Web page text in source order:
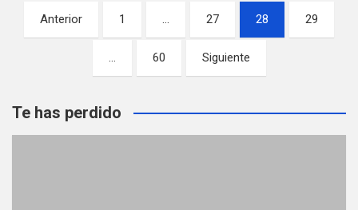
Paginación
de
Anterior 1 … 27 28 29
… 60 Siguiente
Te has perdido